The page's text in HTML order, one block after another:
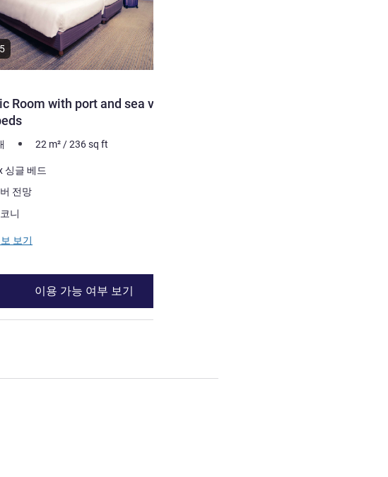
Room with port and sea view and
5
22 m² /236sq ft
싱글 베드
전망
숙소:
니
보기
이용 가능 여부 보기